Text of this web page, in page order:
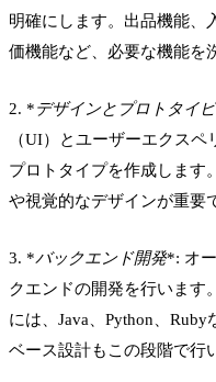
明確にします。出品機能、
価機能など、必要な機能を
2. *デザインとプロトタイ
（UI）とユーザーエクスペ
プロトタイプを作成します
や視覚的なデザインが重要
3. *バックエンド開発*: オ
クエンドの開発を行います
には、Java、Python、
ベース設計もこの段階で行